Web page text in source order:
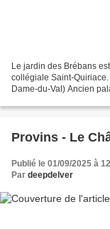
Le jardin des Brébans
collégiale Saint-
Dame-du-Val) Ancien
Provins - Le
Publié le 01/09/2025 à
Par deepdelver